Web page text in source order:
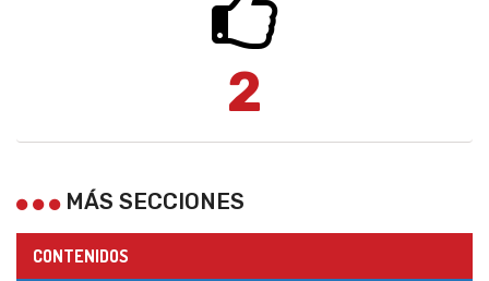
2
MÁS SECCIONES
CONTENIDOS